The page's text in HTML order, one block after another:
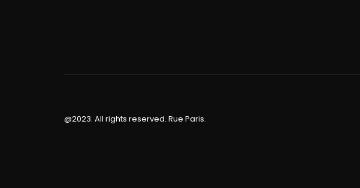
@2023. All rights reserved. Rue Paris.